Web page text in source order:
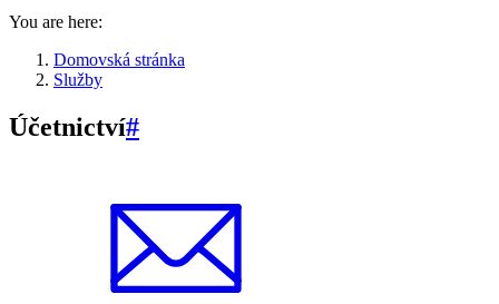
You are here:
Domovská stránka
Služby
Účetnictví#